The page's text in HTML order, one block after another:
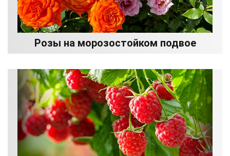
Розы на морозостойком подвое